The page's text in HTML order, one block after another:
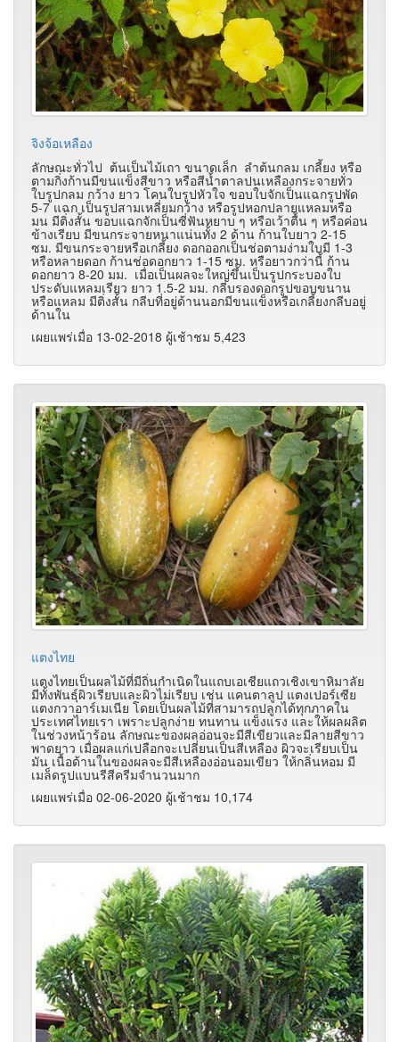
จิงจ้อเหลือง
ลักษณะทั่วไป ต้นเป็นไม้เถา ขนาดเล็ก ลำต้นกลม เกลี้ยง หรือ
ตามกิ่งก้านมีขนแข็งสีขาว หรือสีน้ำตาลปนเหลืองกระจายทั่ว
ใบรูปกลม กว้าง ยาว โคนใบรูปหัวใจ ขอบใบจักเป็นแฉกรูปพัด
5-7 แฉก เป็นรูปสามเหลี่ยมกว้าง หรือรูปหอกปลายแหลมหรือ
มน มีติ่งสั้น ขอบแฉกจักเป็นซี่ฟันหยาบ ๆ หรือเว้าตื้น ๆ หรือค่อน
ข้างเรียบ มีขนกระจายหนาแน่นทั้ง 2 ด้าน ก้านใบยาว 2-15
ซม. มีขนกระจายหรือเกลี้ยง ดอกออกเป็นช่อตามง่ามใบมี 1-3
หรือหลายดอก ก้านช่อดอกยาว 1-15 ซม. หรือยาวกว่านี้ ก้าน
ดอกยาว 8-20 มม. เมื่อเป็นผลจะใหญ่ขึ้นเป็นรูปกระบองใบ
ประดับแหลมเรียว ยาว 1.5-2 มม. กลีบรองดอกรูปขอบขนาน
หรือแหลม มีติ่งสั้น กลีบที่อยู่ด้านนอกมีขนแข็งหรือเกลี้ยงกลีบอยู่
ด้านใน
เผยแพร่เมื่อ 13-02-2018 ผู้เช้าชม 5,423
แตงไทย
แตงไทยเป็นผลไม้ที่มีถิ่นกำเนิดในแถบเอเชียแถวเชิงเขาหิมาลัย
มีทั้งพันธุ์ผิวเรียบและผิวไม่เรียบ เช่น แคนตาลูป แตงเปอร์เซีย
แตงกวาอาร์เมเนีย โดยเป็นผลไม้ที่สามารถปลูกได้ทุกภาคใน
ประเทศไทยเรา เพราะปลูกง่าย ทนทาน แข็งแรง และให้ผลผลิต
ในช่วงหน้าร้อน ลักษณะของผลอ่อนจะมีสีเขียวและมีลายสีขาว
พาดยาว เมื่อผลแก่เปลือกจะเปลี่ยนเป็นสีเหลือง ผิวจะเรียบเป็น
มัน เนื้อด้านในของผลจะมีสีเหลืองอ่อนอมเขียว ให้กลิ่นหอม มี
เมล็ดรูปแบนรีสีครีมจำนวนมาก
เผยแพร่เมื่อ 02-06-2020 ผู้เช้าชม 10,174